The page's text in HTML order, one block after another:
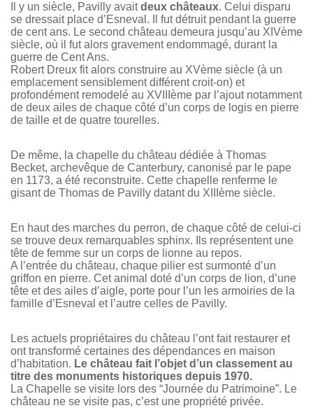
Il y un siècle, Pavilly avaitdeux châteaux. Celui disparu
se dressait place d’Esneval. Il fut détruit pendant la guerre
de cent ans. Le second château demeura jusqu’au XIVème
siècle, où il fut alors gravement endommagé, durant la
guerre de Cent Ans.
Robert Dreux fit alors construire au XVème siècle (à un
emplacement sensiblement différent croit-on) et
profondément remodelé au XVIIIème par l’ajout notamment
de deux ailes de chaque côté d’un corps de logis en pierre
de taille et de quatre tourelles.
De même, la chapelle du château dédiée à Thomas
Becket, archevêque de Canterbury, canonisé par le pape
en 1173, a été reconstruite. Cette chapelle renferme le
gisant de Thomas de Pavilly datant du XIIIème siècle.
En haut des marches du perron, de chaque côté de celui-ci
se trouve deux remarquables sphinx. Ils représentent une
tête de femme sur un corps de lionne au repos.
A l’entrée du château, chaque pilier est surmonté d’un
griffon en pierre. Cet animal doté d’un corps de lion, d’une
tête et des ailes d’aigle, porte pour l’un les armoiries de la
famille d’Esneval et l’autre celles de Pavilly.
Les actuels propriétaires du château l’ont fait restaurer et
ont transformé certaines des dépendances en maison
d’habitation. Le château fait l’objet d’un classement au
titre des monuments historiques depuis 1970.
La Chapelle se visite lors des “Journée du Patrimoine”. Le
château ne se visite pas, c’est une propriété privée.